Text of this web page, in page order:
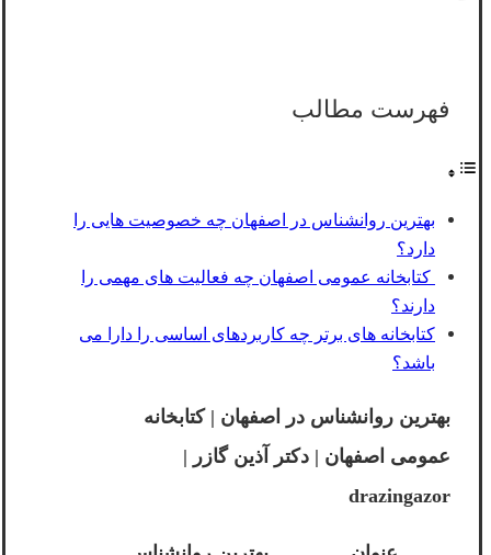
فهرست مطالب
بهترین روانشناس در اصفهان چه خصوصیت هایی را
دارد؟
کتابخانه عمومی اصفهان چه فعالیت های مهمی را
دارند؟
کتابخانه های برتر چه کاربردهای اساسی را دارا می
باشد؟
بهترین روانشناس در اصفهان | کتابخانه
عمومی اصفهان | دکتر آذین گازر |
drazingazor